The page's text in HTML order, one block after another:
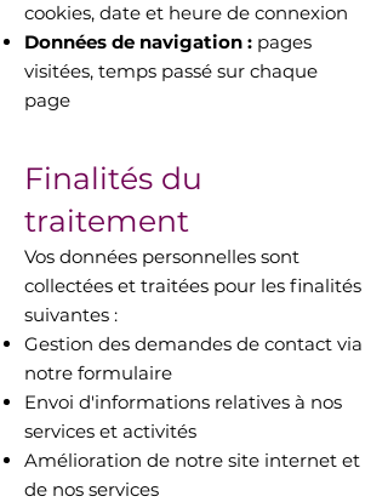
cookies, date et heure de connexion
Données de navigation : pages
visitées, temps passé sur chaque
page
Finalités du
traitement
Vos données personnelles sont
collectées et traitées pour les finalités
suivantes :
Gestion des demandes de contact via
notre formulaire
Envoi d'informations relatives à nos
services et activités
Amélioration de notre site internet et
de nos services